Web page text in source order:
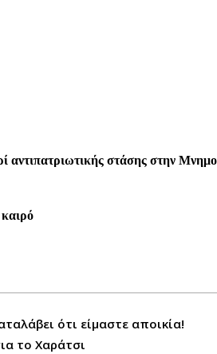
αντιπατριωτικής στάσης στην
ότι είμαστε αποικία!
το Χαράτσι